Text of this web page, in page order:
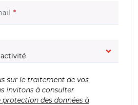
(champ obligatoire)
sur le traitement de vos
invitons à consulter
protection des données à